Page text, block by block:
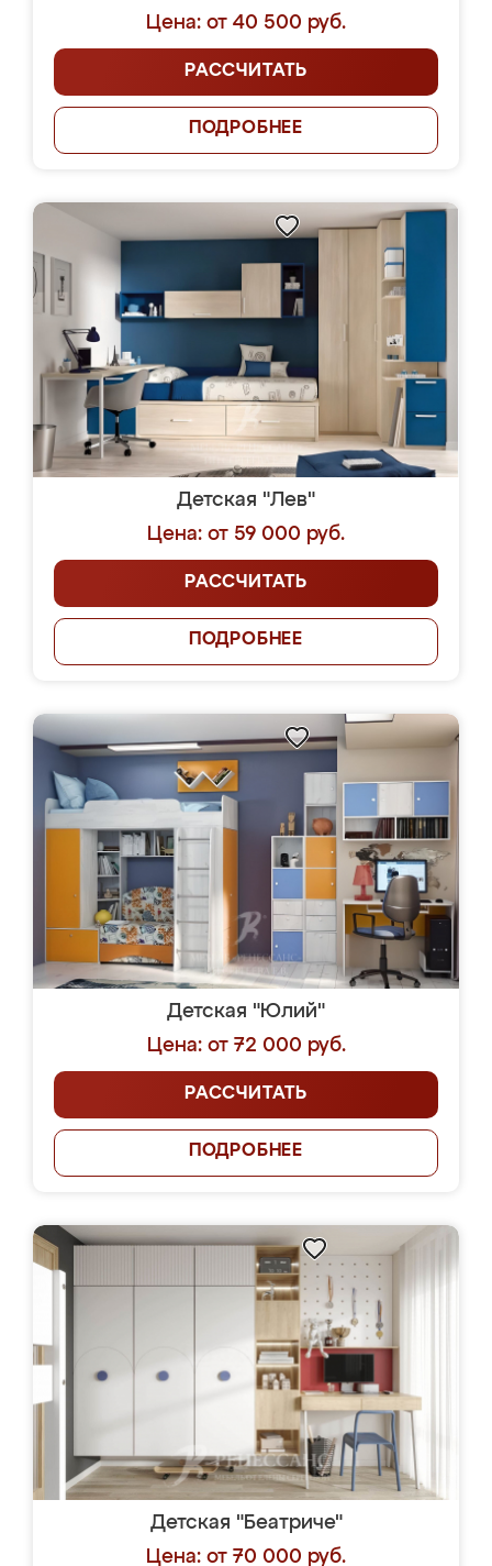
Цена: от 40 500 руб.
РАССЧИТАТЬ
ПОДРОБНЕЕ
Детская "Лев"
Цена: от 59 000 руб.
РАССЧИТАТЬ
ПОДРОБНЕЕ
Детская "Юлий"
Цена: от 72 000 руб.
РАССЧИТАТЬ
ПОДРОБНЕЕ
Детская "Беатриче"
Цена: от 70 000 руб.